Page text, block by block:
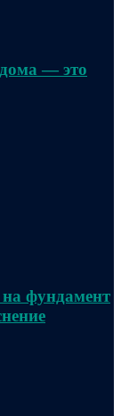
— это
на фундамент